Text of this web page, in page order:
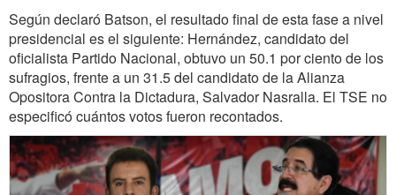
Según declaró Batson, el resultado final de esta fase a nivel
presidencial es el siguiente: Hernández, candidato del
oficialista Partido Nacional, obtuvo un 50.1 por ciento de los
sufragios, frente a un 31.5 del candidato de la Alianza
Opositora Contra la Dictadura, Salvador Nasralla. El TSE no
especificó cuántos votos fueron recontados.